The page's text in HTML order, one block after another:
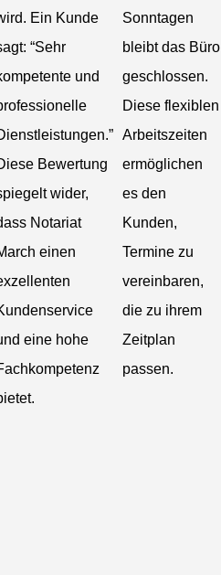
Ein Kunde
“Sehr
und
Bewertung
wider,
Notariat
einen
eine hohe
Sonntagen
bleibt das Büro
geschlossen.
Diese flexiblen
Arbeitszeiten
ermöglichen
es den
Kunden,
Termine zu
vereinbaren,
die zu ihrem
Zeitplan
passen.